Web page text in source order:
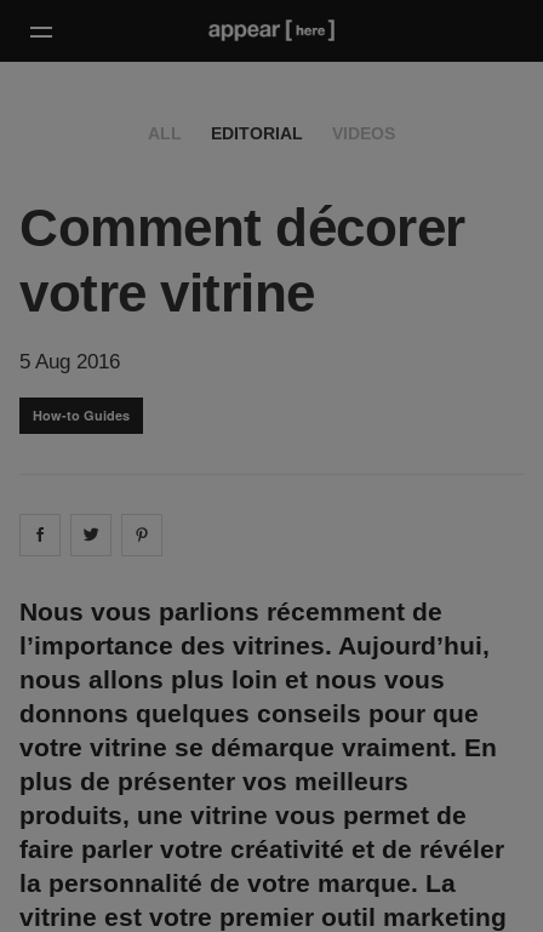
ALL EDITORIAL VIDEOS
Comment décorer
votre vitrine
5 Aug 2016
How-to Guides
Share on facebook
Share on
Nous vous parlions récemment de
l’importance des vitrines. Aujourd’hui,
nous allons plus loin et nous vous
donnons quelques conseils pour que
votre vitrine se démarque vraiment. En
plus de présenter vos meilleurs
produits, une vitrine vous permet de
faire parler votre créativité et de révéler
la personnalité de votre marque. La
vitrine est votre premier outil marketing